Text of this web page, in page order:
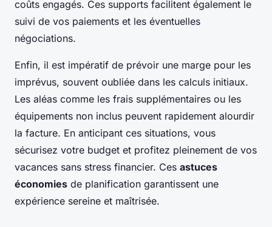
coûts engagés. Ces supports facilitent également le
suivi de vos paiements et les éventuelles
négociations.
Enfin, il est impératif de prévoir une marge pour les
imprévus, souvent oubliée dans les calculs initiaux.
Les aléas comme les frais supplémentaires ou les
équipements non inclus peuvent rapidement alourdir
la facture. En anticipant ces situations, vous
sécurisez votre budget et profitez pleinement de vos
vacances sans stress financier. Ces astuces
économies de planification garantissent une
expérience sereine et maîtrisée.